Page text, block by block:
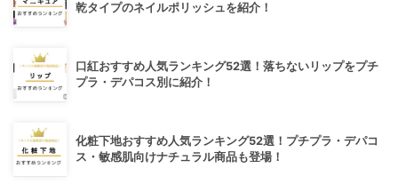
乾タイプのネイルポリッシュを紹介！
口紅おすすめ人気ランキング52選！落ちないリップをプチ
プラ・デパコス別に紹介！
化粧下地おすすめ人気ランキング52選！プチプラ・デパコ
ス・敏感肌向けナチュラル商品も登場！